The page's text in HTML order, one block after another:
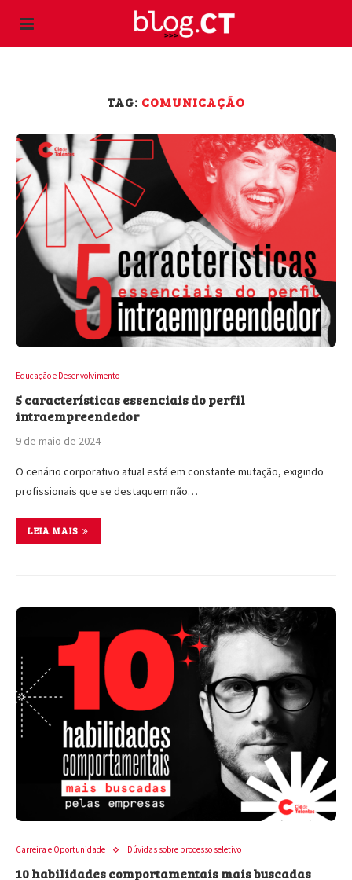
TAG: COMUNICAÇÃO
Educação e Desenvolvimento
5 características essenciais do perfil
intraempreendedor
9 de maio de 2024
O cenário corporativo atual está em constante mutação, exigindo
profissionais que se destaquem não…
LEIA MAIS
Carreira e Oportunidade Dúvidas sobre processo seletivo
10 habilidades comportamentais mais buscadas